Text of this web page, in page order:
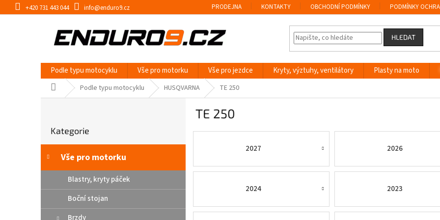
na
+420 731 443 044 info@enduro9.cz PRODEJNA KONTAKTY OBCHODNÍ PODMÍNKY PODMÍNKY
HLEDAT
Podle typu motocyklu Vše pro motorku Vše pro jezdce Kryty, výztuhy, ventilátory Plasty na moto
Domů Podle typu motocyklu HUSQVARNA TE 250
r
n
í
a
kategorie
Kategorie
Vše pro motorku
Blastry, kryty páček
Boční stojan
Brzdy
TE 250
2027 2026
2024 2023